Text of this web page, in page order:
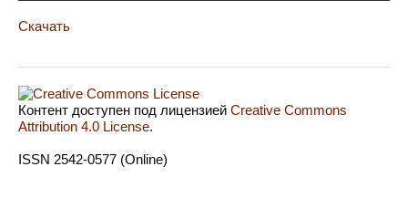
Скачать
Контент доступен под лицензией Creative Commons
Attribution 4.0 License.
ISSN 2542-0577 (Online)